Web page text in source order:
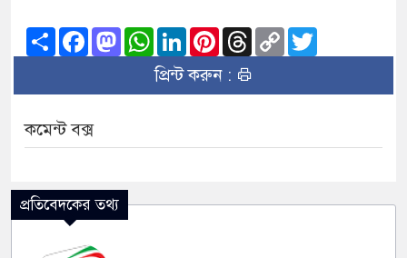
ShareFacebook
Mastodon
WhatsApp
LinkedInPinterest
Threads
Copy
Link
প্রিন্ট করুন :
কমেন্ট বক্স
প্রতিবেদকের তথ্য